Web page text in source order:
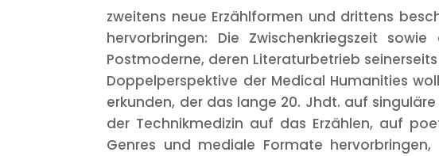
zweitens neue Erzählformen und drittens
hervorbringen: Die Zwischenkriegszeit
Postmoderne, deren Literaturbetrieb
Doppelperspektive der Medical Humanities
erkunden, der das lange 20. Jhdt. auf
der Technikmedizin auf das Erzählen, auf
Genres und mediale Formate